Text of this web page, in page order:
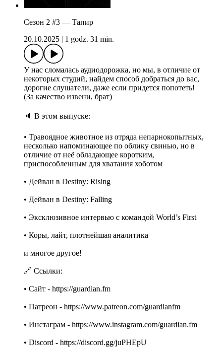
Сезон 2 #3 — Тапир
20.10.2025
1 godz. 31 min.
У нас сломалась аудиодорожка, но мы, в отличие от
некоторых студий, найдем способ добраться до вас,
дорогие слушатели, даже если придется попотеть!
(За качество извени, брат)
🔈 В этом выпуске:
• Травоядное животное из отряда непарнокопытных,
несколько напоминающее по облику свинью, но в
отличие от неё обладающее коротким,
приспособленным для хватания хоботом
• Дейван в Destiny: Rising
• Дейван в Destiny: Falling
• Эксклюзивное интервью с командой World’s First
• Коры, лайт, плотнейшая аналитика
и многое другое!
🔗 Ссылки:
• Cайт - https://guardian.fm
• Патреон - https://www.patreon.com/guardianfm
• Инстаграм - https://www.instagram.com/guardian.fm
• Discord - https://discord.gg/juPHEpU